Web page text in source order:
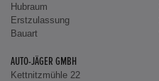
Hubraum
Erstzulassung
Bauart
AUTO-JÄGER GMBH
Kettnitzmühle 22